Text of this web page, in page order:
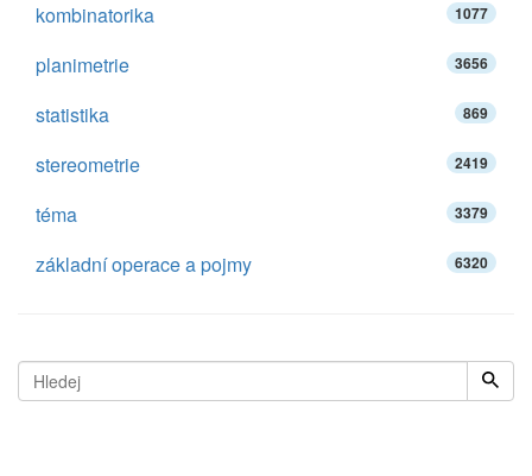
kombinatorika 1077
planimetrie 3656
statistika 869
stereometrie 2419
téma 3379
základní operace a pojmy 6320